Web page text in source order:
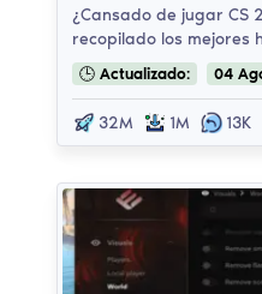
Aimbot, ESP,
¿Cansado de jugar CS
recopilado los mejores
🕒 Actualizado: 04
32M 1M 13K